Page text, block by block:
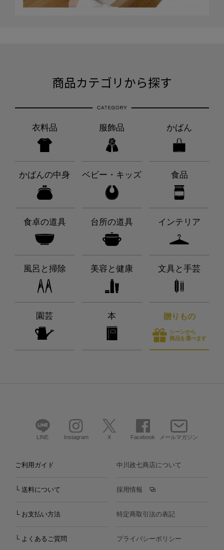
商品カテゴリから探す
衣料品 服飾品 かばん
かばんの中身 ベビー・キッズ 食品
食卓の道具 台所の道具 インテリア
風呂と掃除 美容と健康 文具と手芸
園芸 本 贈りもの
シーンから
商品を選べます
LINE Instagram X Facebook メールマガジン
ご利用ガイド
└ 送料について
└ お支払い方法
└ よくあるご質問
中川政七商店について
採用情報
特定商取引法の表記
プライバシーポリシー